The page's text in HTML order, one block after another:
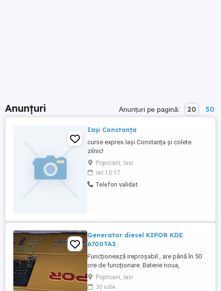
Anunțuri Anunțuri pe pagină: 20 50
Iași Constanța
curse expres Iași Constanța și colete
zilnic!
Popricani, Iasi
ieri 10:17
Telefon validat
Generator diesel KIPOR KDE
6700TA3
Funcționează ireproșabil , are până în 50
ore de funcționare. Baterie noua,
descărcată pentru că nu a funcționat.
Popricani, Iasi
30 iulie